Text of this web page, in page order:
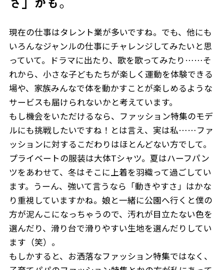
現在の仕事はタレント業が多いですね。でも、他にも
いろんなジャンルの仕事にチャレンジしてみたいと思
っていて。ドラマに出たり、歌を歌ってみたり……そ
れから、小さな子どもたちが楽しく運動を体験できる
場や、家族みんなで体を動かすことが楽しめるような
サービスも届けられないかと考えています。
もし機会をいただけるなら、ファッション特集のモデ
ルにも挑戦したいですね！とは言え、実は私……ファ
ッションに対するこだわりはほとんどない方でして。
プライベートの服装は大体Tシャツ。夏はハーフパン
ツをあわせて、冬はそこに上着を羽織って過ごしてい
ます。うーん、強いて言うなら「動きやすさ」はかな
り重視していますかね。娘と一緒に公園へ行くと僕の
方が泥んこになっちゃうので、汚れが目立たない色を
選んだり、滑り台で滑りやすい生地を選んだりしてい
ます（笑）。
もしかすると、お洒落なファッション特集ではなく、